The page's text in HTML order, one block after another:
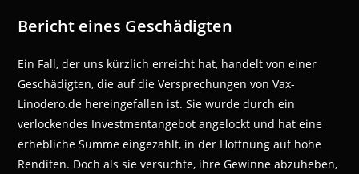
Bericht eines Geschädigten
Ein Fall, der uns kürzlich erreicht hat, handelt von einer
Geschädigten, die auf die Versprechungen von Vax-
Linodero.de hereingefallen ist. Sie wurde durch ein
verlockendes Investmentangebot angelockt und hat eine
erhebliche Summe eingezahlt, in der Hoffnung auf hohe
Renditen. Doch als sie versuchte, ihre Gewinne abzuheben,